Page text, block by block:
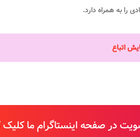
را به همراه دارد.
اتباع
در صفحه اینستاگرام ما کلیک